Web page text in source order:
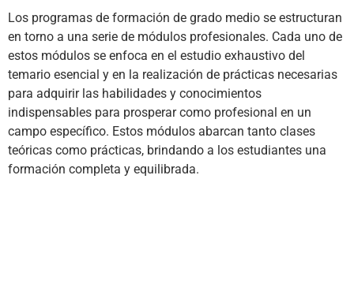
Los programas de formación de grado medio se estructuran
en torno a una serie de módulos profesionales. Cada uno de
estos módulos se enfoca en el estudio exhaustivo del
temario esencial y en la realización de prácticas necesarias
para adquirir las habilidades y conocimientos
indispensables para prosperar como profesional en un
campo específico. Estos módulos abarcan tanto clases
teóricas como prácticas, brindando a los estudiantes una
formación completa y equilibrada.